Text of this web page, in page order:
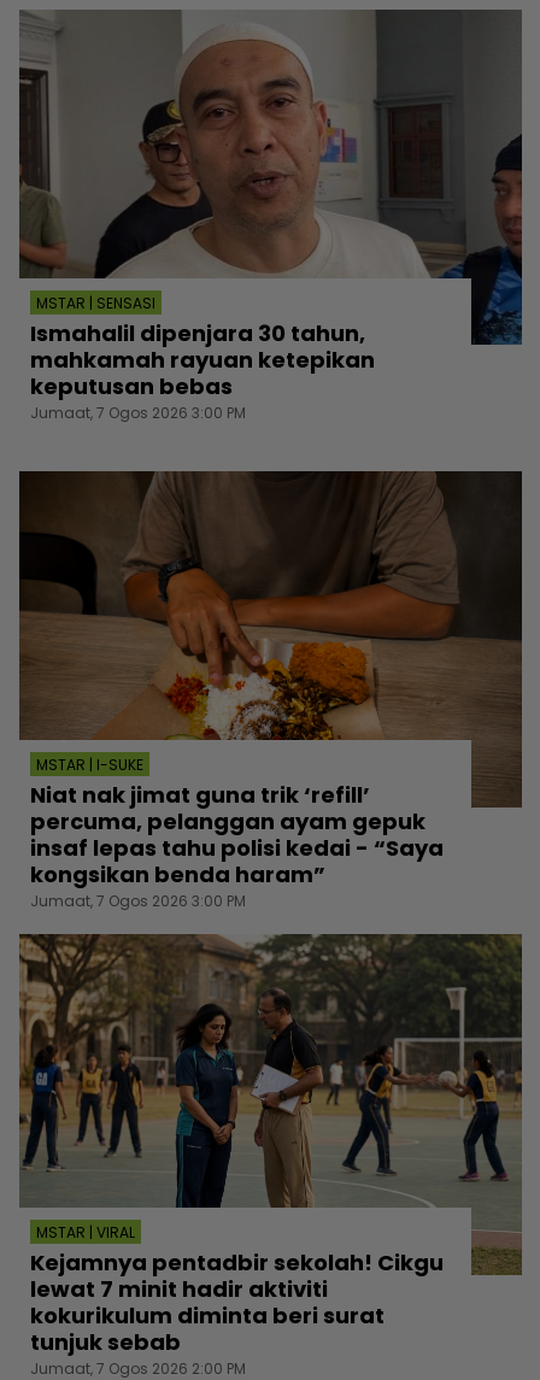
MSTAR | SENSASI
Ismahalil dipenjara 30 tahun,
mahkamah rayuan ketepikan
keputusan bebas
Jumaat, 7 Ogos 2026 3:00 PM
MSTAR | I-SUKE
Niat nak jimat guna trik ‘refill’
percuma, pelanggan ayam gepuk
insaf lepas tahu polisi kedai - “Saya
kongsikan benda haram”
Jumaat, 7 Ogos 2026 3:00 PM
MSTAR | VIRAL
Kejamnya pentadbir sekolah! Cikgu
lewat 7 minit hadir aktiviti
kokurikulum diminta beri surat
tunjuk sebab
Jumaat, 7 Ogos 2026 2:00 PM